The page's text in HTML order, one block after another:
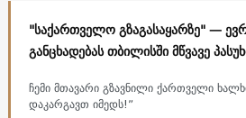
"საქართველო გზაგასაყარზე" —
განცხადებას თბილისში მწვავე
ჩემი მთავარი გზავნილი ქართველი
დაკარგავთ იმედს!”